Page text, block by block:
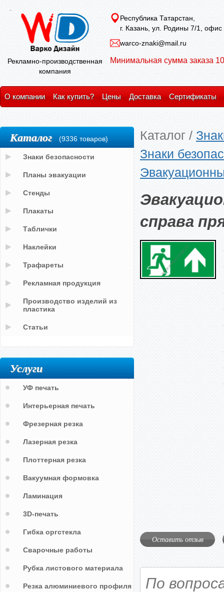
Рекламно-производственная
компания
Республика Татарстан,
г. Казань, ул. Родины 7/1, офис
warco-znaki@mail.ru
Минимальная сумма заказа
О компании Как купить? Цены Доставка Сертификаты
Каталог /
Знаки
справа
Оставить отзыв
По
Каталог (9336 товаров)
Знаки безопасности
Планы эвакуации
Стенды
Плакаты
Таблички
Наклейки
Трафареты
Рекламная продукция
Производство изделий из
пластика
Статьи
Услуги
УФ печать
Интерьерная печать
Фрезерная резка
Лазерная резка
Плоттерная резка
Вакуумная формовка
Ламинация
3D-печать
Гибка оргстекла
Сварочные работы
Рубка листового материала
Резка алюминиевого профиля